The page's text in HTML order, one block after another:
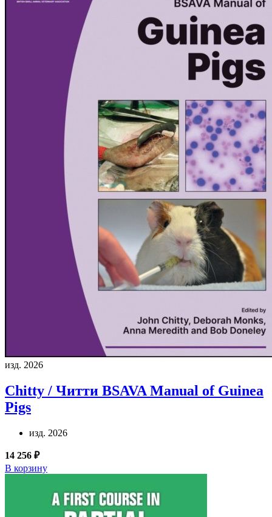
изд. 2026
Chitty / Читти BSAVA Manual of Guinea
Pigs
изд. 2026
14 256 ₽
В корзину